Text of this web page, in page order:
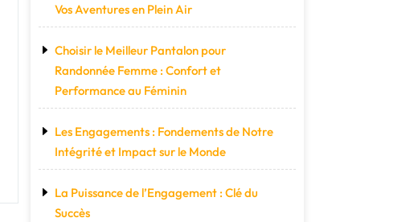
Vos Aventures en Plein Air
Choisir le Meilleur Pantalon pour
Randonnée Femme : Confort et
Performance au Féminin
Les Engagements : Fondements de Notre
Intégrité et Impact sur le Monde
La Puissance de l’Engagement : Clé du
Succès